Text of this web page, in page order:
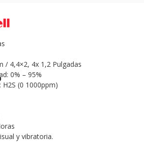
/ 4,4×2, 4x 1,2 Pulgadas
0% – 95%
H2S (0 1000ppm)
y vibratoria.